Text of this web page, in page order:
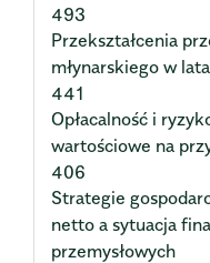
493
Przekształcenia
młynarskiego w
441
Opłacalność i
wartościowe na
406
Strategie
netto a sytuacja
przemysłowych